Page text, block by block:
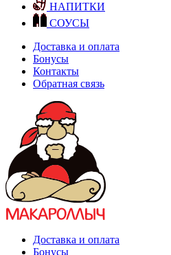
НАПИТКИ
СОУСЫ
Доставка и оплата
Бонусы
Контакты
Обратная связь
Доставка и оплата
Бонусы